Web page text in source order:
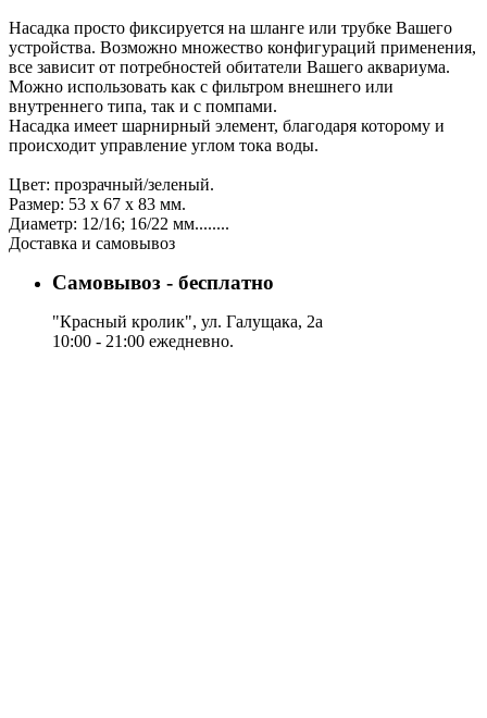
Насадка просто фиксируется на шланге или трубке Вашего
устройства. Возможно множество конфигураций применения,
все зависит от потребностей обитатели Вашего аквариума.
Можно использовать как с фильтром внешнего или
внутреннего типа, так и с помпами.
Насадка имеет шарнирный элемент, благодаря которому и
происходит управление углом тока воды.
Цвет: прозрачный/зеленый.
Размер: 53 х 67 х 83 мм.
Диаметр: 12/16; 16/22 мм........
Доставка и самовывоз
Самовывоз - бесплатно
"Красный кролик", ул. Галущака, 2а
10:00 - 21:00 ежедневно.